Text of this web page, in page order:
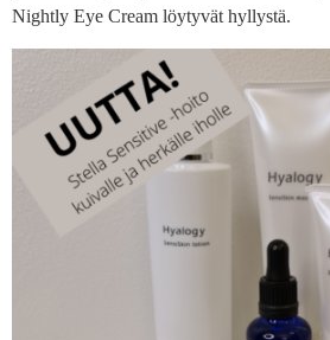
Nightly Eye Cream löytyvät hyllystä.